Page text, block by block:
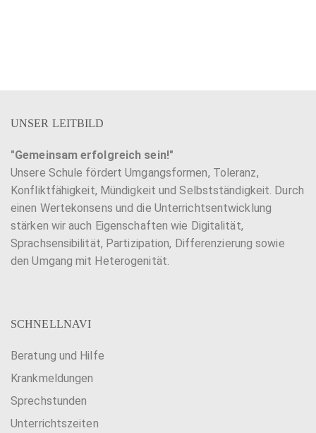
UNSER LEITBILD
"Gemeinsam erfolgreich sein!"
Unsere Schule fördert Umgangsformen, Toleranz,
Konfliktfähigkeit, Mündigkeit und Selbstständigkeit. Durch
einen Wertekonsens und die Unterrichtsentwicklung
stärken wir auch Eigenschaften wie Digitalität,
Sprachsensibilität, Partizipation, Differenzierung sowie
den Umgang mit Heterogenität.
SCHNELLNAVI
Beratung und Hilfe
Krankmeldungen
Sprechstunden
Unterrichtszeiten